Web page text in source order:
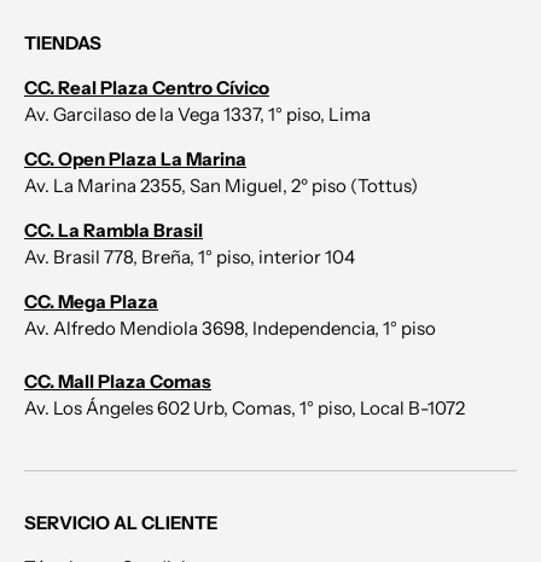
TIENDAS
CC. Real Plaza Centro Cívico
Av. Garcilaso de la Vega 1337, 1° piso, Lima
CC. Open Plaza La Marina
Av. La Marina 2355, San Miguel, 2º piso (Tottus)
CC. La Rambla Brasil
Av. Brasil 778, Breña, 1° piso, interior 104
CC. Mega Plaza
Av. Alfredo Mendiola 3698, Independencia, 1° piso
CC. Mall Plaza Comas
Av. Los Ángeles 602 Urb, Comas, 1° piso, Local B-1072
SERVICIO AL CLIENTE